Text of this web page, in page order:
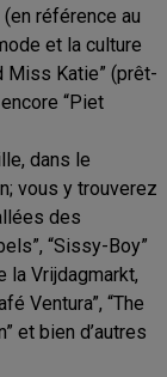
(en référence au
et la culture
Miss Katie” (prêt-
“Piet
dans le
vous y trouverez
des
“Sissy-Boy”
la Vrijdagmarkt,
Ventura”, “The
et bien d’autres